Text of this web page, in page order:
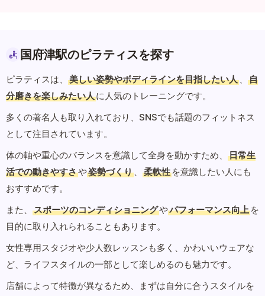
国府津駅のピラティスを探す
ピラティスは、 美しい姿勢やボディラインを目指したい人 、
自
分磨きを楽しみたい人に人気のトレーニングです。
多くの著名人も取り入れており、SNSでも話題のフィットネス
として注目されています。
体の軸や重心のバランスを意識して全身を動かすため、
日常生
活での動きやすさや姿勢づくり 、 柔軟性 を意識したい人にも
おすすめです。
また、
スポーツのコンディショニングやパフォーマンス向上 を
目的に取り入れられることもあります。
女性専用スタジオや少人数レッスンも多く、かわいいウェアな
ど、ライフスタイルの一部として楽しめるのも魅力です。
店舗によって特徴が異なるため、まずは自分に合うスタイルを